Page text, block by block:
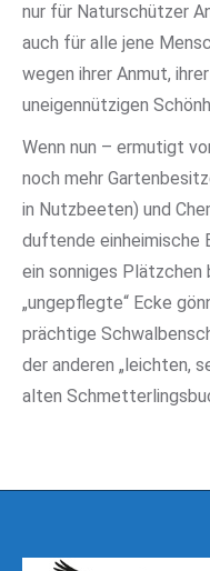
nur für Naturschützer
auch für alle jene
wegen ihrer Anmut,
uneigennützigen
Wenn nun – ermutigt
noch mehr
in Nutzbeeten) und
duftende einheimische
ein sonniges Plätzchen
„ungepflegte“ Ecke
prächtige
der anderen „leichten,
alten